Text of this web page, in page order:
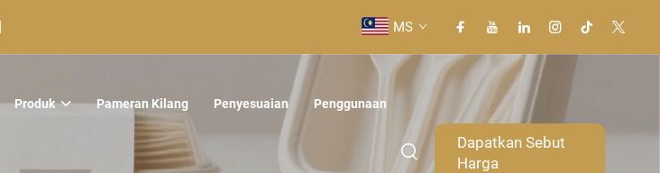
MS
Produk Pameran Kilang Penyesuaian Penggunaan
Dapatkan Sebut
Harga